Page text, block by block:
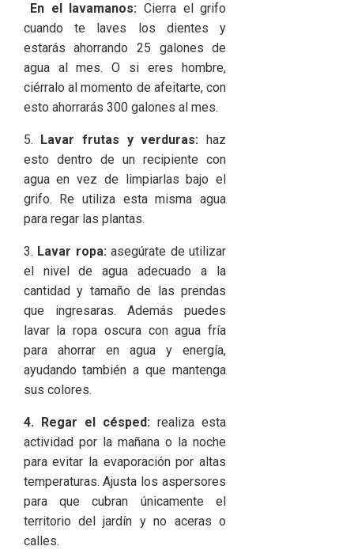
En el lavamanos: Cierra el grifo
cuando te laves los dientes y
estarás ahorrando 25 galones de
agua al mes. O si eres hombre,
ciérralo al momento de afeitarte, con
esto ahorrarás 300 galones al mes.
5. Lavar frutas y verduras: haz
esto dentro de un recipiente con
agua en vez de limpiarlas bajo el
grifo. Re utiliza esta misma agua
para regar las plantas.
3. Lavar ropa:asegúrate de utilizar
el nivel de agua adecuado a la
cantidad y tamaño de las prendas
que ingresaras. Además puedes
lavar la ropa oscura con agua fría
para ahorrar en agua y energía,
ayudando también a que mantenga
sus colores.
4. Regar el césped:realiza esta
actividad por la mañana o la noche
para evitar la evaporación por altas
temperaturas. Ajusta los aspersores
para que cubran únicamente el
territorio del jardín y no aceras o
calles.